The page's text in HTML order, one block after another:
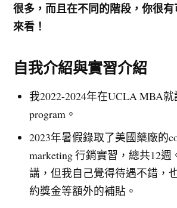
很多，而且在不同的階段，你很
來看！
自我介紹與實習介紹
我2022-2024年在UCLA MBA
program。
2023年暑假錄取了美國藥廠的
marketing 行銷實習，總共12
講，但我自己覺得待遇不錯，
約獎金等額外的補貼。